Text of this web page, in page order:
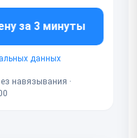
за 3 минуты
данных
навязывания ·